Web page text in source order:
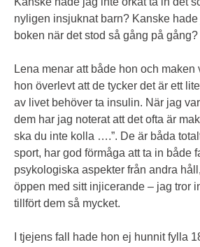
nyligen insjuknat barn? Kanske
boken när det stod så gång på gång?
Lena menar att både hon och maken
hon överlevt att de tycker det är ett
av livet behöver ta insulin. När jag
dem har jag noterat att det ofta är
ska du inte kolla ….”. De är båda
sport, har god förmåga att ta in både
psykologiska aspekter från andra
öppen med sitt injicerande – jag tror
tillfört dem så mycket.
I tjejens fall hade hon ej hunnit fylla